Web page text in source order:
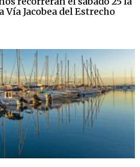
Vía Jacobea del Estrecho